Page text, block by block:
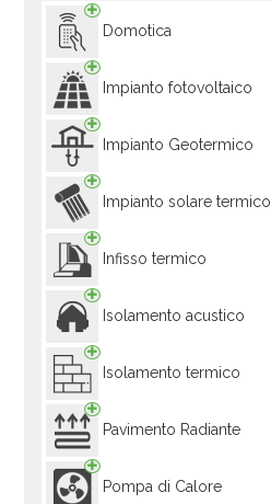
Domotica
Impianto fotovoltaico
Impianto Geotermico
Impianto solare termico
Infisso termico
Isolamento acustico
Isolamento termico
Pavimento Radiante
Pompa di Calore